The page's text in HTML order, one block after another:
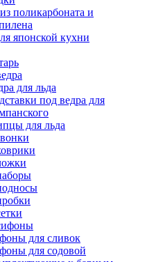
поликарбоната и
японской кухни
для льда
под ведра для
для льда
для сливок
для содовой